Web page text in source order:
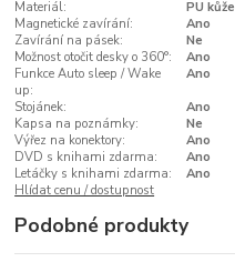
Materiál:
PU kůže
Magnetické zavírání:
Ano
Zavírání na pásek:
Ne
Možnost otočit desky o 360°:
Ano
Funkce Auto sleep / Wake
up:
Ano
Stojánek:
Ano
Kapsa na poznámky:
Ne
Výřez na konektory:
Ano
DVD s knihami zdarma:
Ano
Letáčky s knihami zdarma:
Ano
Hlídat cenu / dostupnost
Podobné produkty